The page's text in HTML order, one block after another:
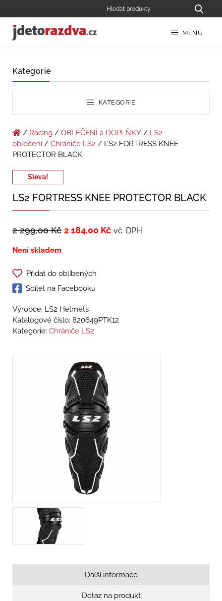
MENU
Kategorie
KATEGORIE
/ Racing / OBLEČENÍ a DOPLŇKY / LS2
oblečení / Chrániče LS2 / LS2 FORTRESS KNEE
PROTECTOR BLACK
Sleva!
LS2 FORTRESS KNEE PROTECTOR BLACK
2 299,00Kč 2 184,00 Kč vč. DPH
Není skladem
Přidat do oblíbených
Sdílet na Facebooku
Výrobce: LS2 Helmets
Katalogové číslo: 820649PTK12
Kategorie: Chrániče LS2
Další informace
Dotaz na produkt